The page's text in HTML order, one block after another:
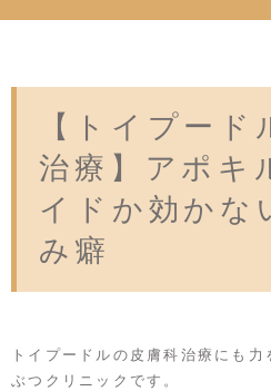
【トイプード
治療】アポキ
イドか効かな
み癖
トイプードルの皮膚科治療にも
ぶつクリニックです。